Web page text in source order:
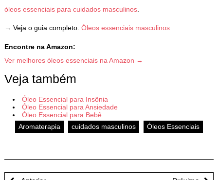
óleos essenciais para cuidados masculinos.
→ Veja o guia completo: Óleos essenciais masculinos
Encontre na Amazon:
Ver melhores óleos essenciais na Amazon →
Veja também
Óleo Essencial para Insônia
Óleo Essencial para Ansiedade
Óleo Essencial para Bebê
Aromaterapia
cuidados masculinos Óleos Essenciais